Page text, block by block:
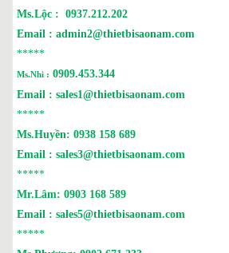
Ms.Lộc : 0937.212.202
Email : admin2@thietbisaonam.com
*****
Ms.Nhi : 0909.453.344
Email : sales1@thietbisaonam.com
*****
Ms.Huyền: 0938 158 689
Email : sales3@thietbisaonam.com
*****
Mr.Lâm: 0903 168 589
Email : sales5@thietbisaonam.com
*****